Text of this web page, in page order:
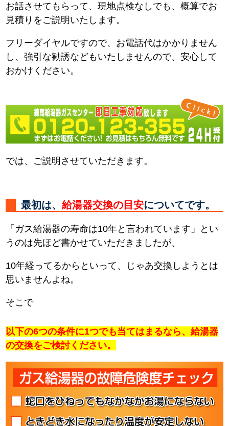
お話させてもらって、現地点検なしでも、概算でお
見積りをご説明いたします。
フリーダイヤルですので、お電話代はかかりません
し、強引な勧誘などもいたしませんので、安心して
おかけください。
では、ご説明させていただきます。
最初は、給湯器交換の目安についてです。
「ガス給湯器の寿命は10年と言われています」とい
うのは先ほど書かせていただきましたが、
10年経ってるからといって、じゃあ交換しようとは
思いませんよね。
そこで
以下の6つの条件に1つでも当てはまるなら、給湯器
の交換をご検討ください。